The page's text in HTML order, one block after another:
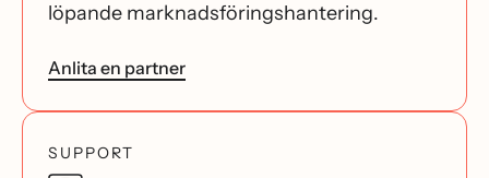
löpande marknadsföringshantering.
Anlita en partner
SUPPORT